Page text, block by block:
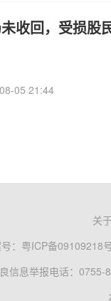
收回，受损股
05 21:44
关
： 粤ICP备09109218
信息举报电话：0755-